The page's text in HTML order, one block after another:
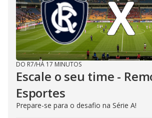
DO R7/HÁ 17 MINUTOS
Escale o seu time -
Esportes
Prepare-se para o desafio na Série A!